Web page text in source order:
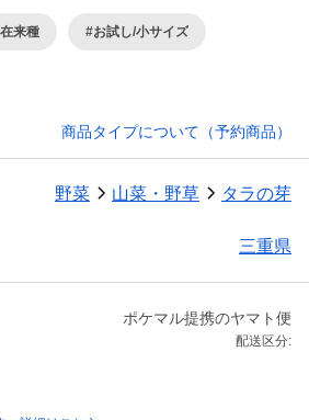
来種 #お試し/小サイズ
商品タイプについて（予約商品）
野菜 山菜・野草 タラの芽
三重県
ポケマル提携のヤマト便
配送区分: